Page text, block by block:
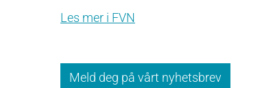
Les mer i FVN
Meld deg på vårt nyhetsbrev